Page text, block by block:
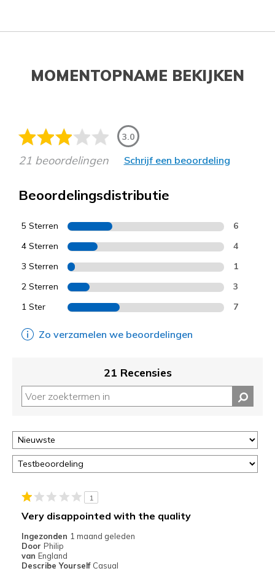
MOMENTOPNAME BEKIJKEN
3.0
21 beoordelingen Schrijf een beoordeling
Beoordelingsdistributie
5 Sterren 6
4 Sterren 4
3 Sterren 1
2 Sterren 3
1 Ster 7
Zo verzamelen we beoordelingen
21 Recensies
1
Very disappointed with the quality
Ingezonden 1 maand geleden
Door Philip
van England
Describe Yourself Casual